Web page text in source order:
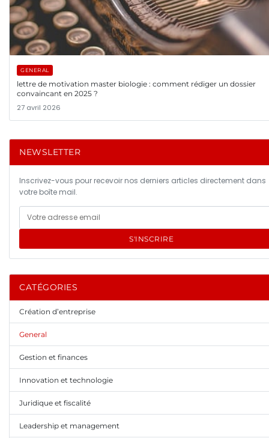
GENERAL
lettre de motivation master biologie : comment rédiger un dossier
convaincant en 2025 ?
27 avril 2026
NEWSLETTER
Inscrivez-vous pour recevoir nos derniers articles directement dans
votre boîte mail.
S'INSCRIRE
CATÉGORIES
Création d’entreprise
General
Gestion et finances
Innovation et technologie
Juridique et fiscalité
Leadership et management